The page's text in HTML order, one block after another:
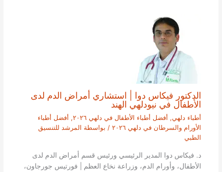
الدكتور فيكاس دوا | استشاري أمراض الدم لدى
الأطفال في نيودلهي الهند
أطباء دلهي, أفضل أطباء الأطفال في دلهي ٢٠٢٦ , أفضل أطباء
الأورام والسرطان في دلهي ٢٠٢٦
/ بواسطة المرشد للتنسيق
الطبي
د. فيكاس دوا المدير الرئيسي ورئيس قسم أمراض الدم لدى
الأطفال، وأورام الدم، وزراعة نخاع العظم | فورتيس جورجاون،